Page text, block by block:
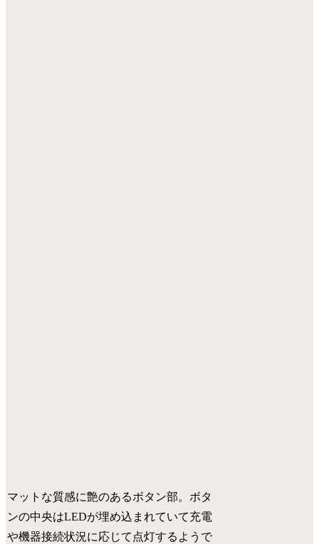
マットな質感に艶のあるボタン部。ボタ
ンの中央はLEDが埋め込まれていて充電
や機器接続状況に応じて点灯するようで